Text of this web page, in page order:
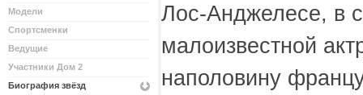
Модели
Спортсменки
Ведущие
Участники Дом 2
Биография звёзд
Лос-Анджелесе, в
малоизвестной
наполовину